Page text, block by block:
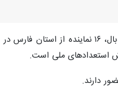
رئیس هیات هندبال فارس دوشنبه در گفت‌وگو با خبرنگار
استعدادهای ملی است.
دارند.